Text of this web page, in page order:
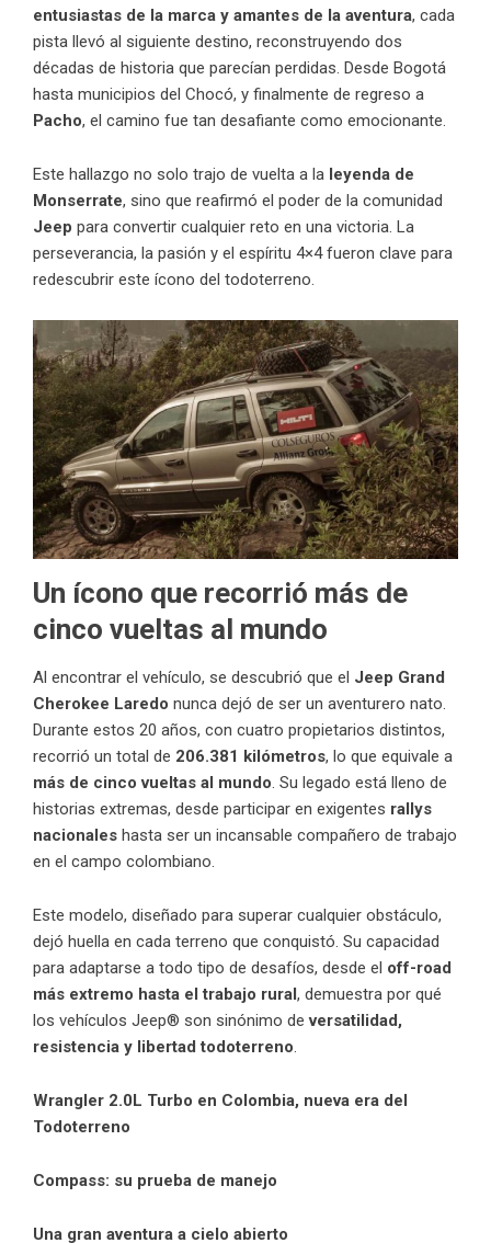
entusiastas de la marca y amantes de la aventura, cada
pista llevó al siguiente destino, reconstruyendo dos
décadas de historia que parecían perdidas. Desde Bogotá
hasta municipios del Chocó, y finalmente de regreso a
Pacho, el camino fue tan desafiante como emocionante.
Este hallazgo no solo trajo de vuelta a la leyenda de
Monserrate, sino que reafirmó el poder de la comunidad
Jeep para convertir cualquier reto en una victoria. La
perseverancia, la pasión y el espíritu 4×4 fueron clave para
redescubrir este ícono del todoterreno.
Un ícono que recorrió más de
cinco vueltas al mundo
Al encontrar el vehículo, se descubrió que el Jeep Grand
Cherokee Laredo nunca dejó de ser un aventurero nato.
Durante estos 20 años, con cuatro propietarios distintos,
recorrió un total de 206.381 kilómetros, lo que equivale a
más de cinco vueltas al mundo. Su legado está lleno de
historias extremas, desde participar en exigentes rallys
nacionales hasta ser un incansable compañero de trabajo
en el campo colombiano.
Este modelo, diseñado para superar cualquier obstáculo,
dejó huella en cada terreno que conquistó. Su capacidad
para adaptarse a todo tipo de desafíos, desde el off-road
más extremo hasta el trabajo rural, demuestra por qué
los vehículos Jeep® son sinónimo deversatilidad,
resistencia y libertad todoterreno.
Wrangler 2.0L Turbo en Colombia, nueva era del
Todoterreno
Compass: su prueba de manejo
Una gran aventura a cielo abierto